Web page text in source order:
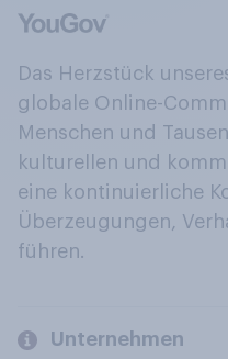
Das Herzstück
globale Online-
Menschen und
kulturellen und
eine kontinuierliche
Überzeugungen,
führen.
Unternehmen